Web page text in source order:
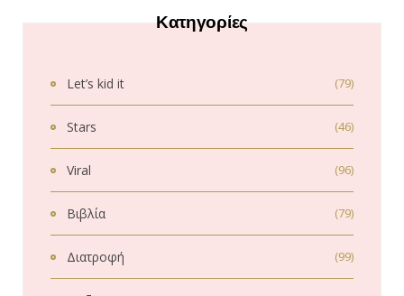
Κατηγορίες
Let’s kid it (79)
Stars (46)
Viral (96)
Βιβλία (79)
Διατροφή (99)